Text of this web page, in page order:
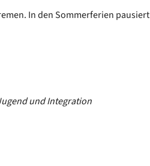
In den Sommerferien pausiert
und Integration